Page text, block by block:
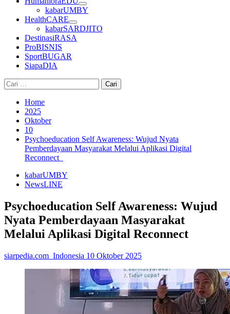
kabarUMBY
HealthCARE
kabarSARDJITO
DestinasiRASA
ProBISNIS
SportBUGAR
SiapaDIA
Cari
untuk:
Home
2025
Oktober
10
Psychoeducation Self Awareness: Wujud Nyata
Pemberdayaan Masyarakat Melalui Aplikasi Digital
Reconnect
kabarUMBY
NewsLINE
Psychoeducation Self Awareness: Wujud
Nyata Pemberdayaan Masyarakat
Melalui Aplikasi Digital Reconnect
siarpedia.com_Indonesia 10 Oktober 2025